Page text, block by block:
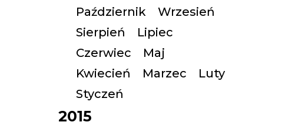
Październik
Wrzesień
Sierpień
Lipiec
Czerwiec
Maj
Kwiecień
Marzec
Luty
Styczeń
2015